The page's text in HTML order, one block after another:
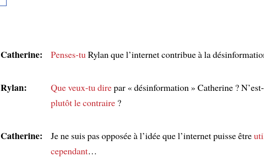
Catherine: Penses-tu Rylan que l’internet contribue à la
Rylan: Que veux-tu direpar « désinformation » Catherine ?
plutôtle contraire?
Catherine: Je ne suis pas opposée à l’idée que l’internet puisse être
cependant…